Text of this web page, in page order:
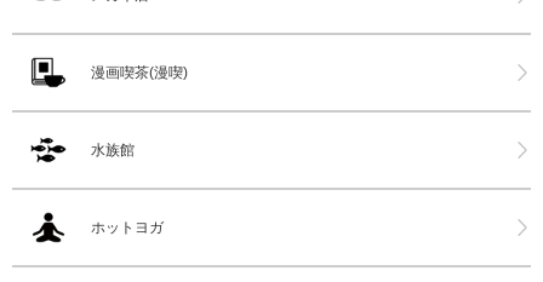
漫画喫茶(漫喫)
水族館
ホットヨガ